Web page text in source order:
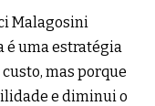
Malagosini
é uma estratégia
mas porque
e diminui o